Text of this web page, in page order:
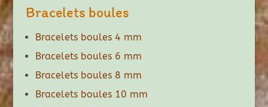
Bracelets boules
Bracelets boules 4 mm
Bracelets boules 6 mm
Bracelets boules 8 mm
Bracelets boules 10 mm